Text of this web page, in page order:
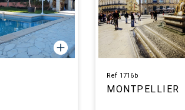
Ref 1716b
MONTPELLIER